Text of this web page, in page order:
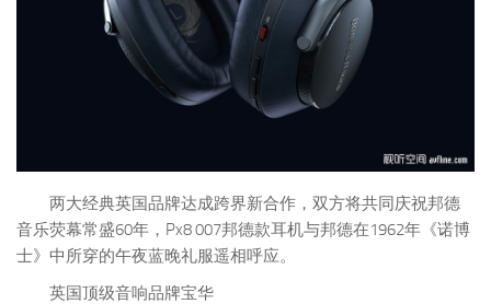
两大经典英国品牌达成跨界新合作，双方将共同庆祝邦德
音乐荧幕常盛60年，Px8 007邦德款耳机与邦德在1962年《诺博
士》中所穿的午夜蓝晚礼服遥相呼应。
英国顶级音响品牌宝华